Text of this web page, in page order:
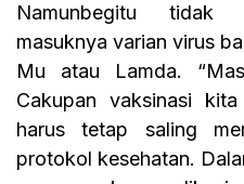
Namunbegitu tidak
masuknya varian virus
Mu atau Lamda.
Cakupan vaksinasi
harus tetap saling
protokol kesehatan.